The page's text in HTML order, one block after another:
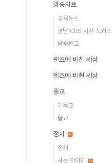
방송자료
교육뉴스
경남 CBS 시사 포커스
방송원고
렌즈에 비친 세상
렌즈에 비췬 세상
종교
기독교
불교
정치
정치
사는 이야기